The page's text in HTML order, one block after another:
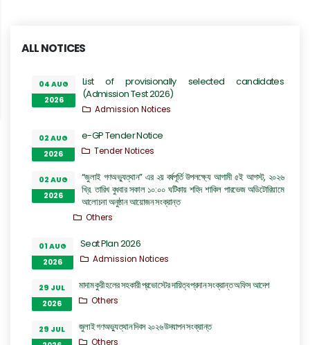
ALL NOTICES
04 AUG
2026
List of provisionally selected candidates
(Admission Test 2026)
Admission Notices
02 AUG
2026
e-GP Tender Notice
Tender Notices
02 AUG
2026
“জুলাই গণঅভ্যুত্থান” এর ২য় বর্ষপূর্তি উপলক্ষ্যে আগামী ৫ই আগস্ট, ২০২৬
খ্রি. তারিখ বুধবার সকাল ১০:০০ ঘটিকায় শহিদ শাকিল পারভেজ অডিটোরিয়ামে
আলোচনা অনুষ্ঠান আয়োজন সংক্রান্ত
Others
01 AUG
2026
Seat Plan 2026
Admission Notices
29 JUL
2026
মাদাম কুরী হলের সহকারী প্রভোস্টের দায়িত্ব প্রদান সংক্রান্ত অফিস আদেশ
Others
29 JUL
জুলাই গণঅভ্যুত্থান দিবস ২০২৬ উদযাপন সংক্রান্ত
Others